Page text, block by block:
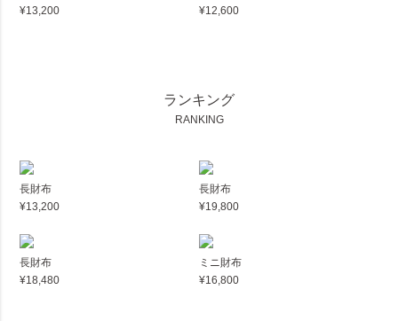
¥13,200
¥12,600
ランキング
RANKING
長財布
¥13,200
長財布
¥19,800
長財布
¥18,480
ミニ財布
¥16,800